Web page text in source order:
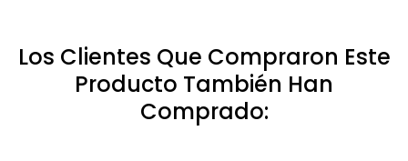
Los Clientes Que Compraron Este
Producto También Han
Comprado: